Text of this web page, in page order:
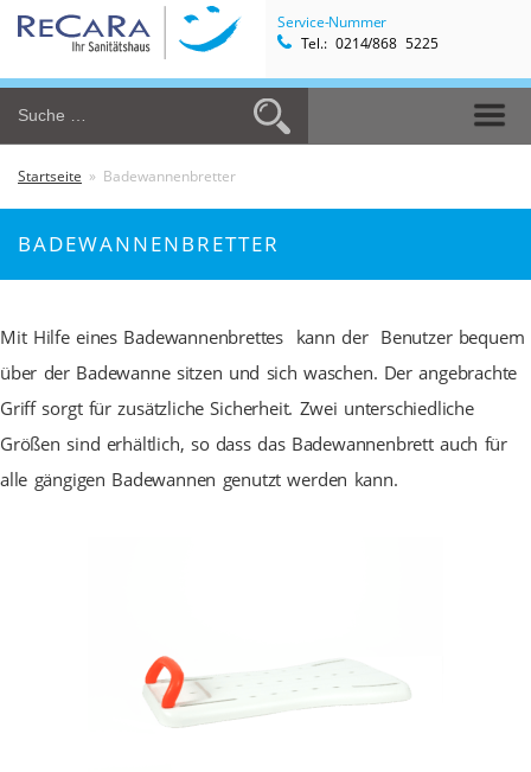
Service-Nummer
Tel.: 0214/868 5225
Startseite » Badewannenbretter
BADEWANNENBRETTER
Mit Hilfe eines Badewannenbrettes kann der Benutzer bequem
über der Badewanne sitzen und sich waschen. Der angebrachte
Griff sorgt für zusätzliche Sicherheit. Zwei unterschiedliche
Größen sind erhältlich, so dass das Badewannenbrett auch für
alle gängigen Badewannen genutzt werden kann.